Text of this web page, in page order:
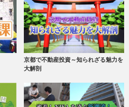
京都で不動産投資～知られざる魅力を
大解剖